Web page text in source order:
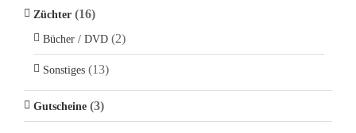
Züchter (16)
Bücher / DVD (2)
Sonstiges (13)
Gutscheine (3)